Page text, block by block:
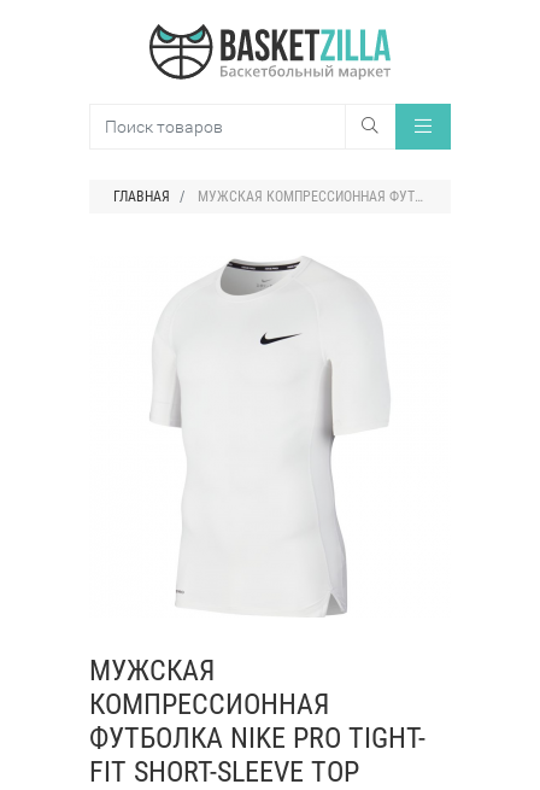
ГЛАВНАЯ МУЖСКАЯ КОМПРЕССИОННАЯ ФУТБОЛКА NIKE PRO TIGHT-FIT SHORT-SLEEVE TOP
МУЖСКАЯ
КОМПРЕССИОННАЯ
ФУТБОЛКА NIKE PRO TIGHT-
FIT SHORT-SLEEVE TOP